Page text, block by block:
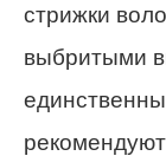
стрижки
выбритыми